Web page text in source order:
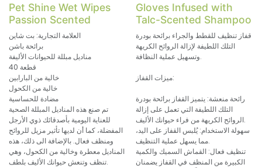
Pet Shine Wet Wipes
Passion Scented
العلامة التجارية: بت شاين
برائحة باشن
مناديل مبللة للحيوانات الأليفة
40 قطعة
خالية من البارابين
خالية من الكحول
مضادة للحساسية
تم صنع هذه المناديل المبللة الصحية
للعناية اليومية بأصدقائك ذوي الأرجل
المفضلة، كما أن لديها تأثير مزيل للروائح
ومنظف فعال. بالإضافة الى ذلك، هذه
المناديل معطرة وخالية من الكحول، وهي
تنظف وتنعش حيوانك الأليف بلطف.
Gloves Infused with
Talc-Scented Shampoo
قفاز تنظيف للقطط والجراء برائحة بودرة
التلك اللطيفة لإزالة الروائح الكريهة
وتسهيل عملية النظافة.
ميزات القفاز:
رائحة منعشة: يتميز القفاز برائحة بودرة
التلك اللطيفة التي تعمل على إزالة
الروائح الكريهة من فراء حيوانك الأليف.
سهولة الاستخدام: يُلبس القفاز على اليد،
مما يسهل عملية التنظيف.
تنظيف فعال: القماش السميك والكمية
الكبيرة من المنظف في القفاز يضمنان